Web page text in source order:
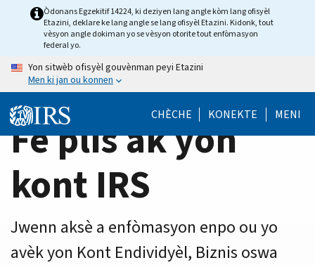
HomeÒdonans Egzekitif 14224, ki deziyen lang angle kòm lang ofisyèl
Etazini, deklare ke lang angle se lang ofisyèl Etazini. Kidonk, tout
vèsyon angle dokiman yo se vèsyon otorite tout enfòmasyon
federal yo.
Yon sitwèb ofisyèl gouvènman peyi Etazini
Men ki jan ou konnen
CHÈCHE KONEKTE MENI
Fè plis ak yon
kont IRS
Jwenn aksè a enfòmasyon enpo ou yo
avèk yon Kont Endividyèl, Biznis oswa